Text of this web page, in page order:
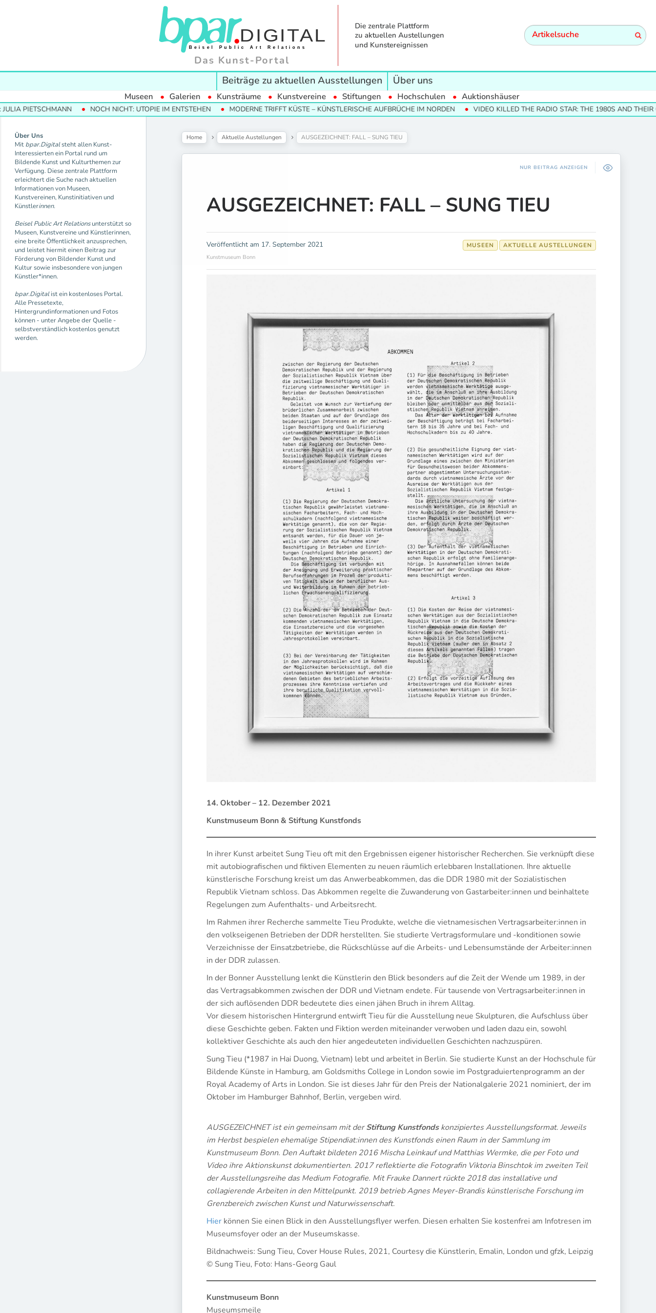
Das Kunst-Portal
Die zentrale Plattform
zu aktuellen Austellungen
und Kunstereignissen
Beiträge zu aktuellen Ausstellungen Über uns
Museen Galerien Kunsträume Kunstvereine Stiftungen Hochschulen Auktionshäuser
NOCH NICHT: UTOPIE IM ENTSTEHEN MODERNE TRIFFT KÜSTE – KÜNSTLERISCHE AUFBRÜCHE IM NORDEN VIDEO KILLED THE RADIO STAR: THE 1980S AND THEIR
Über Uns
Mit bpar.Digitalsteht allen Kunst-
Interessierten ein Portal rund um
Bildende Kunst und Kulturthemen zur
Verfügung. Diese zentrale Plattform
erleichtert die Suche nach aktuellen
Informationen von Museen,
Kunstvereinen, Kunstinitiativen und
Künstlerinnen.
Beisel Public Art Relationsunterstützt so
Museen, Kunstvereine und Künstlerinnen,
eine breite Öffentlichkeit anzusprechen,
und leistet hiermit einen Beitrag zur
Förderung von Bildender Kunst und
Kultur sowie insbesondere von jungen
Künstler*innen.
bpar.Digitalist ein kostenloses Portal.
Alle Pressetexte,
Hintergrundinformationen und Fotos
können - unter Angebe der Quelle -
selbstverständlich kostenlos genutzt
werden.
Home Aktuelle Austellungen AUSGEZEICHNET: FALL – SUNG TIEU
NUR BEITRAG ANZEIGEN
AUSGEZEICHNET: FALL – SUNG TIEU
Veröffentlicht am 17. September 2021 AKTUELLE AUSTELLUNGEN
MUSEEN
Kunstmuseum Bonn
14. Oktober – 12. Dezember 2021
Kunstmuseum Bonn & Stiftung Kunstfonds
In ihrer Kunst arbeitet Sung Tieu oft mit den Ergebnissen eigener historischer Recherchen. Sie verknüpft diese
mit autobiografischen und fiktiven Elementen zu neuen räumlich erlebbaren Installationen. Ihre aktuelle
künstlerische Forschung kreist um das Anwerbeabkommen, das die DDR 1980 mit der Sozialistischen
Republik Vietnam schloss. Das Abkommen regelte die Zuwanderung von Gastarbeiter:innen und beinhaltete
Regelungen zum Aufenthalts- und Arbeitsrecht.
Im Rahmen ihrer Recherche sammelte Tieu Produkte, welche die vietnamesischen Vertragsarbeiter:innen in
den volkseigenen Betrieben der DDR herstellten. Sie studierte Vertragsformulare und -konditionen sowie
Verzeichnisse der Einsatzbetriebe, die Rückschlüsse auf die Arbeits- und Lebensumstände der Arbeiter:innen
in der DDR zulassen.
In der Bonner Ausstellung lenkt die Künstlerin den Blick besonders auf die Zeit der Wende um 1989, in der
das Vertragsabkommen zwischen der DDR und Vietnam endete. Für tausende von Vertragsarbeiter:innen in
der sich auflösenden DDR bedeutete dies einen jähen Bruch in ihrem Alltag.
Vor diesem historischen Hintergrund entwirft Tieu für die Ausstellung neue Skulpturen, die Aufschluss über
diese Geschichte geben. Fakten und Fiktion werden miteinander verwoben und laden dazu ein, sowohl
kollektiver Geschichte als auch den hier angedeuteten individuellen Geschichten nachzuspüren.
Sung Tieu (*1987 in Hai Duong, Vietnam) lebt und arbeitet in Berlin. Sie studierte Kunst an der Hochschule für
Bildende Künste in Hamburg, am Goldsmiths College in London sowie im Postgraduiertenprogramm an der
Royal Academy of Arts in London. Sie ist dieses Jahr für den Preis der Nationalgalerie 2021 nominiert, der im
Oktober im Hamburger Bahnhof, Berlin, vergeben wird.
AUSGEZEICHNET ist ein gemeinsam mit derStiftung Kunstfondskonzipiertes Ausstellungsformat. Jeweils
im Herbst bespielen ehemalige Stipendiat:innen des Kunstfonds einen Raum in der Sammlung im
Kunstmuseum Bonn. Den Auftakt bildeten 2016 Mischa Leinkauf und Matthias Wermke, die per Foto und
Video ihre Aktionskunst dokumentierten. 2017 reflektierte die Fotografin Viktoria Binschtok im zweiten Teil
der Ausstellungsreihe das Medium Fotografie. Mit Frauke Dannert rückte 2018 das installative und
collagierende Arbeiten in den Mittelpunkt. 2019 betrieb Agnes Meyer-Brandis künstlerische Forschung im
Grenzbereich zwischen Kunst und Naturwissenschaft.
Hier können Sie einen Blick in den Ausstellungsflyer werfen. Diesen erhalten Sie kostenfrei am Infotresen im
Museumsfoyer oder an der Museumskasse.
Bildnachweis: Sung Tieu, Cover House Rules, 2021, Courtesy die Künstlerin, Emalin, London und gfzk, Leipzig
© Sung Tieu, Foto: Hans-Georg Gaul
Kunstmuseum Bonn
Museumsmeile